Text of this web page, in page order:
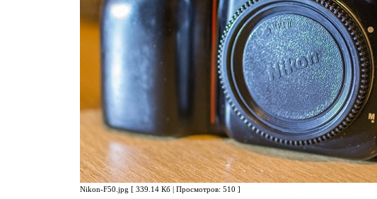
Nikon-F50.jpg [ 339.14 Кб | Просмотров: 510 ]